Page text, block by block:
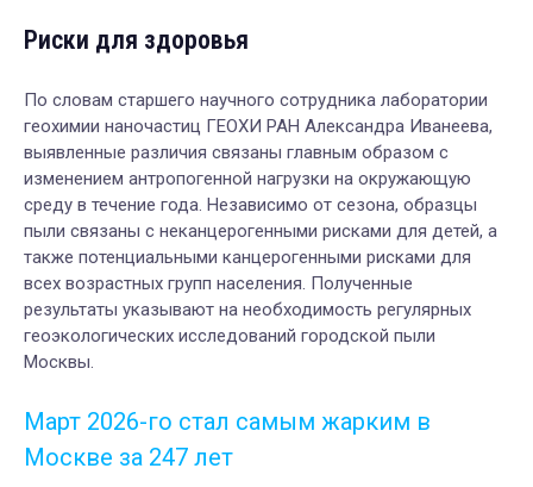
Риски для здоровья
По словам старшего научного сотрудника лаборатории
геохимии наночастиц ГЕОХИ РАН Александра Иванеева,
выявленные различия связаны главным образом с
изменением антропогенной нагрузки на окружающую
среду в течение года. Независимо от сезона, образцы
пыли связаны с неканцерогенными рисками для детей, а
также потенциальными канцерогенными рисками для
всех возрастных групп населения. Полученные
результаты указывают на необходимость регулярных
геоэкологических исследований городской пыли
Москвы.
Март 2026-го стал самым жарким в
Москве за 247 лет